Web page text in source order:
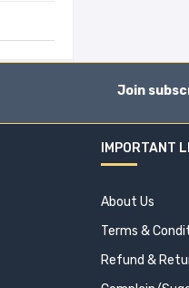
Join
IMPORTANT
About Us
Terms &
Refund &